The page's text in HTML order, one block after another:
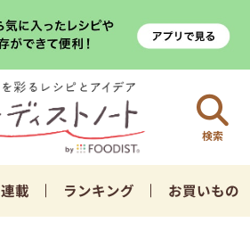
検索
連載 ランキング お買いもの